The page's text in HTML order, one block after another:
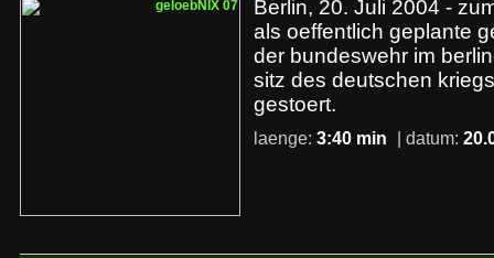
Berlin, 20. Juli 2004 -
als oeffentlich geplante
der bundeswehr im
sitz des deutschen
gestoert.
laenge: 3:40 min | datum: